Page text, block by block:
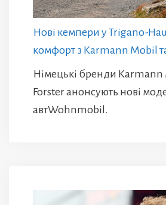
Нові кемпери у Trigano-
комфорт з Karmann Mobil
Німецькі бренди Karmann
Forster анонсують нові
автWohnmobil.